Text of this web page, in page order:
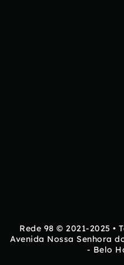
Rede 98 © 2021-2025 •
Avenida Nossa Senhora
- Belo